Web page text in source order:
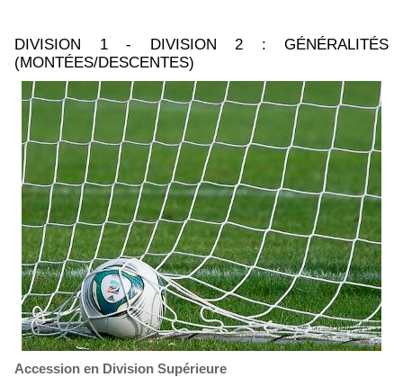
DIVISION 1 - DIVISION 2 : GÉNÉRALITÉS
(MONTÉES/DESCENTES)
Accession en Division Supérieure